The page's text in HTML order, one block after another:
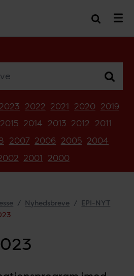
2023 2022 2021 2020 2019
2015 2014 2013 2012 2011
2007 2006 2005 2004
2001 2000
Nyhedsbreve
EPI-NYT